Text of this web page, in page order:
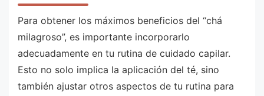
Para obtener los máximos beneficios del “chá
milagroso”, es importante incorporarlo
adecuadamente en tu rutina de cuidado capilar.
Esto no solo implica la aplicación del té, sino
también ajustar otros aspectos de tu rutina para